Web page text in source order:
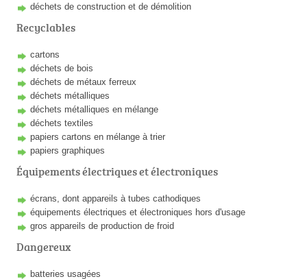
déchets de construction et de démolition
Recyclables
cartons
déchets de bois
déchets de métaux ferreux
déchets métalliques
déchets métalliques en mélange
déchets textiles
papiers cartons en mélange à trier
papiers graphiques
Équipements électriques et électroniques
écrans, dont appareils à tubes cathodiques
équipements électriques et électroniques hors d'usage
gros appareils de production de froid
Dangereux
batteries usagées